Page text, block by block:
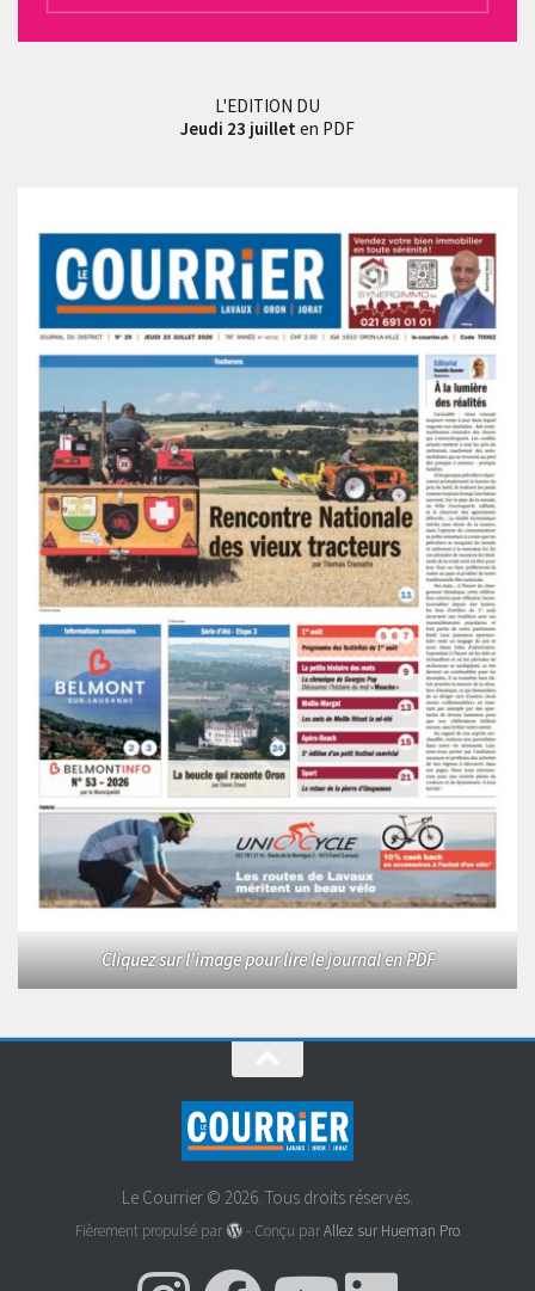
L'EDITION DU
Jeudi 23 juillet en PDF
Cliquez sur l'image pour lire le journal en PDF
Le Courrier © 2026. Tous droits réservés.
Fièrement propulsé par - Conçu parAllez sur Hueman Pro